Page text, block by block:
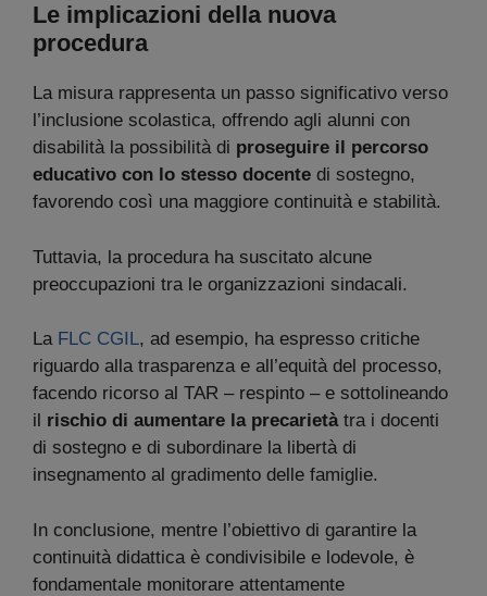
Le implicazioni della nuova
procedura
La misura rappresenta un passo significativo verso
l’inclusione scolastica, offrendo agli alunni con
disabilità la possibilità di proseguire il percorso
educativo con lo stesso docente di sostegno,
favorendo così una maggiore continuità e stabilità.
Tuttavia, la procedura ha suscitato alcune
preoccupazioni tra le organizzazioni sindacali.
La FLC CGIL, ad esempio, ha espresso critiche
riguardo alla trasparenza e all’equità del processo,
facendo ricorso al TAR – respinto – e sottolineando
il rischio di aumentare la precarietàtra i docenti
di sostegno e di subordinare la libertà di
insegnamento al gradimento delle famiglie.
In conclusione, mentre l’obiettivo di garantire la
continuità didattica è condivisibile e lodevole, è
fondamentale monitorare attentamente